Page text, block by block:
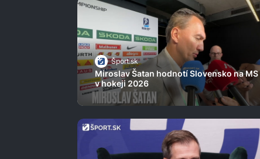
Šport.sk
Miroslav Šatan hodnotí Slovensko na MS
v hokeji 2026